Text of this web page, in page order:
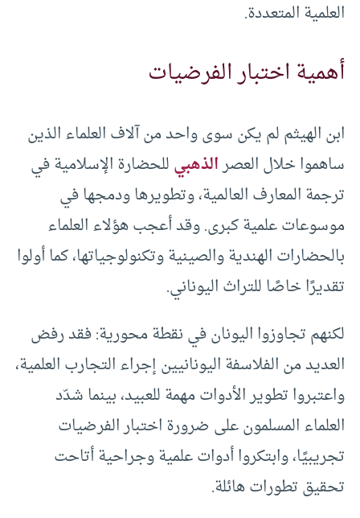
العلمية المتعددة.
أهمية اختبار الفرضيات
ابن الهيثم لم يكن سوى واحد من آلاف العلماء الذين
ساهموا خلال العصرالذهبيللحضارة الإسلامية في
ترجمة المعارف العالمية، وتطويرها ودمجها في
موسوعات علمية كبرى. وقد أعجب هؤلاء العلماء
بالحضارات الهندية والصينية وتكنولوجياتها، كما أولوا
تقديرًا خاصًا للتراث اليوناني.
لكنهم تجاوزوا اليونان في نقطة محورية: فقد رفض
العديد من الفلاسفة اليونانيين إجراء التجارب العلمية،
واعتبروا تطوير الأدوات مهمة للعبيد، بينما شدّد
العلماء المسلمون على ضرورة اختبار الفرضيات
تجريبيًا، وابتكروا أدوات علمية وجراحية أتاحت
تحقيق تطورات هائلة.